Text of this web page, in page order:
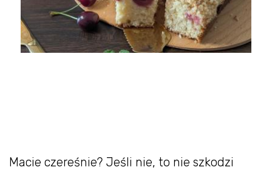
Macie czereśnie? Jeśli nie, to nie szkodzi